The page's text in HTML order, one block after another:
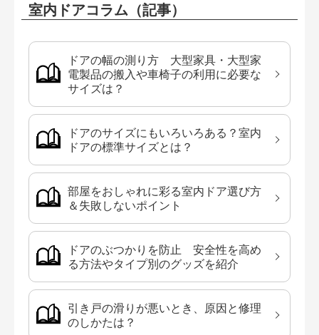
室内ドアコラム（記事）
ドアの幅の測り方 大型家具・大型家
電製品の搬入や車椅子の利用に必要な
サイズは？
ドアのサイズにもいろいろある？室内
ドアの標準サイズとは？
部屋をおしゃれに彩る室内ドア選び方
＆失敗しないポイント
ドアのぶつかりを防止 安全性を高め
る方法やタイプ別のグッズを紹介
引き戸の滑りが悪いとき、原因と修理
のしかたは？